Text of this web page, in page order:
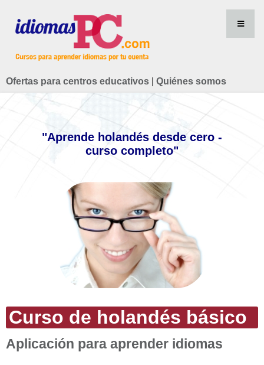
Ofertas para centros educativos Quiénes somos
"Aprende holandés desde cero -
curso completo"
Curso de holandés básico
Aplicación para aprender idiomas